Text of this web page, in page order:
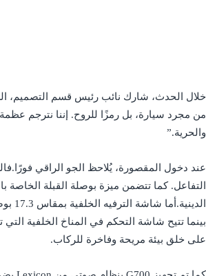
من مجرد سيارة، بل رمزًا للروح. إننا نترجم
والحرية.”
التفاعل. كما تتضمن ميزة بوصلة القبلة
على خلق بيئة مريحة وفاخرة للركاب.